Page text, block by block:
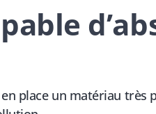
place un matériau très